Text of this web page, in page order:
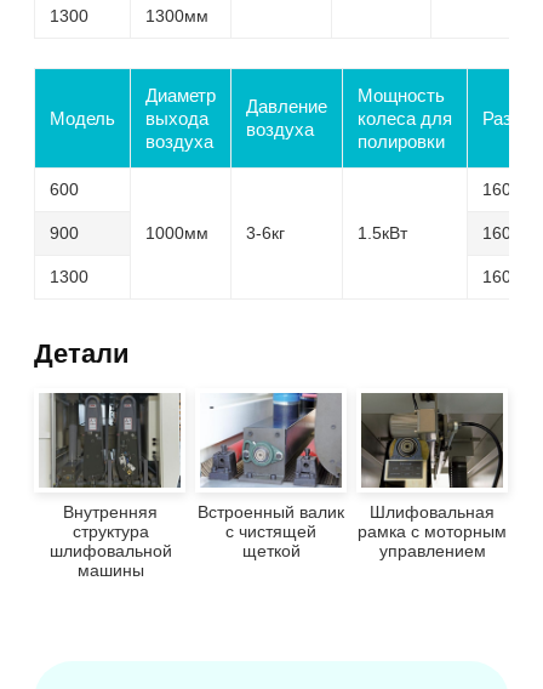
1300 1300мм
Модель
Диаметр
выхода
воздуха
Давление
воздуха
Мощность
колеса для
полировки
600
1000мм 3-6кг 1.5кВт
900
1300
Детали
Внутренняя
структура
шлифовальной
машины
Встроенный валик
с чистящей
щеткой
Шлифовальная
рамка с моторным
управлением